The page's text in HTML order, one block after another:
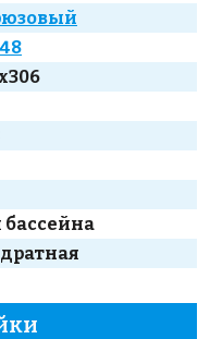
бассейна